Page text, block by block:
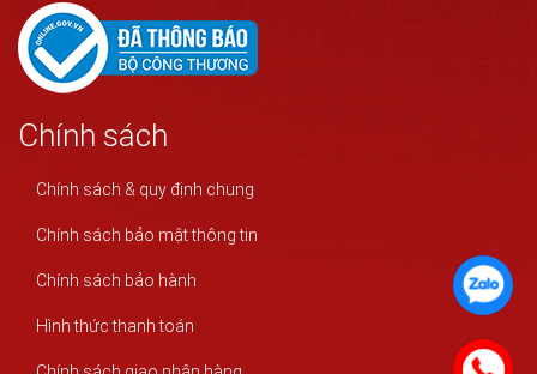
Chính sách
Chính sách & quy định chung
Chính sách bảo mật thông tin
Chính sách bảo hành
Hình thức thanh toán